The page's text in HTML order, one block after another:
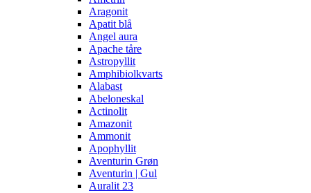
Aragonit
Apatit blå
Angel aura
Apache tåre
Astropyllit
Amphibiolkvarts
Alabast
Abeloneskal
Actinolit
Amazonit
Ammonit
Apophyllit
Aventurin Grøn
Aventurin | Gul
Auralit 23